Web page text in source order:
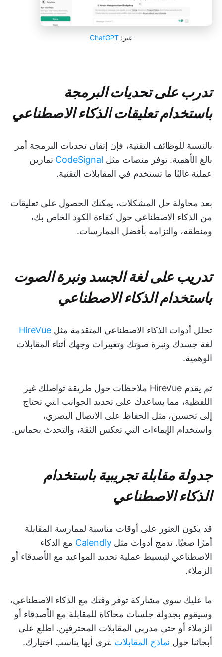
عبر:ChatGPT
تدرب على تحديات البرمجة
باستخدام تعليقات الذكاء الاصطناعي
بالنسبة للوظائف التقنية، فإن إتقان تحديات البرمجة أمر
بالغ الأهمية. توفر منصات مثل CodeSignal تمارين
عملية غالبًا ما تستخدم في المقابلات التقنية.
بعد محاولة حل المشكلات، يمكنك الحصول على تعليقات
من الذكاء الاصطناعي حول كفاءة الكود الخاص بك،
ومنطقه، والتزامه بأفضل الممارسات.
تدريب على لغة الجسد ونبرة الصوت
باستخدام الذكاء الاصطناعي
تحلل أدوات الذكاء الاصطناعي المتقدمة مثل HireVue
لغة جسدك ونبرة صوتك وتعبيرات وجهك أثناء المقابلات
الوهمية.
ثم يقدم HireVue ملاحظات حول طريقة تواصلك غير
اللفظية، مما يساعدك على تحديد الجوانب التي تحتاج
إلى تحسين، مثل الحفاظ على الاتصال البصري،
واستخدام الإيماءات التي تعكس الثقة، والتحدث بحماس.
جدولة مقابلة تجريبية باستخدام
الذكاء الاصطناعي
قد يكون العثور على أوقات مناسبة لممارسة المقابلة
أمرًا صعبًا. تدمج أدوات مثل Calendly مع الذكاء
الاصطناعي لتبسيط عملية تحديد المواعيد مع الأصدقاء أو
الزملاء.
ما عليك سوى مشاركة توفر وقتك مع الذكاء الاصطناعي،
وسيقوم بجدولة جلسات محاكاة للمقابلة مع الأصدقاء أو
الزملاء أو حتى مدربي المقابلات المحترفين. اطلع على
أبحاثنا حول نماذج المقابلات لترى أيها يناسب اختيارك.